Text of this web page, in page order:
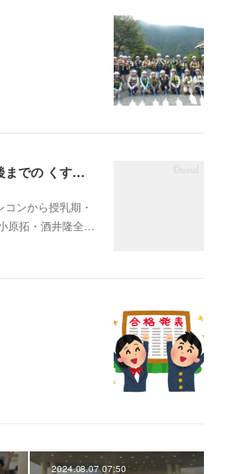
プレコンから授乳期・産後までの くすりの使い方
ンから授乳期・
原拓・酒井隆全…
2024.08.07 07:50